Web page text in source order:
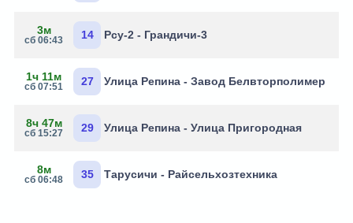
3м
сб 06:43 14 Рсу-2 - Грандичи-3
1ч 11м
сб 07:51 27 Улица Репина - Завод Белвторполимер
8ч 47м
сб 15:27 29 Улица Репина - Улица Пригородная
8м
сб 06:48 35 Тарусичи - Райсельхозтехника